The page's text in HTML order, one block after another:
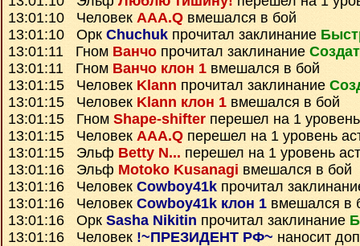
13:01:10 Человек AAA.Q вмешался в бой
13:01:10 Орк Chuchuk прочитал заклинание
13:01:11 Гном Ванчо прочитал заклинание
13:01:11 Гном Ванчо клон 1 вмешался в бой
13:01:15 Человек Klann прочитал заклинание
13:01:15 Человек Klann клон 1 вмешался в бой
13:01:15 Гном Shape-shifter перешел на 1
13:01:15 Человек AAA.Q перешел на 1 уровень
13:01:15 Эльф Betty N... перешел на 1 уровень
13:01:16 Эльф Motoko Kusanagi вмешался в бой
13:01:16 Человек Cowboy41k прочитал
13:01:16 Человек Cowboy41k клон 1 вмешался в
13:01:16 Орк Sasha Nikitin прочитал заклинание
13:01:16 Человек !~ПРЕЗИДЕНТ РФ~ наносит